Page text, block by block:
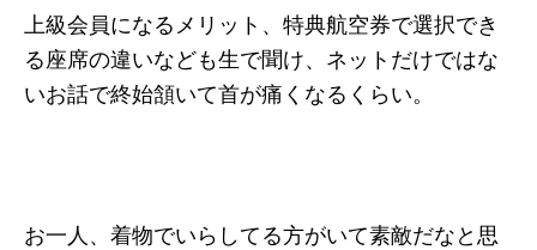
上級会員になるメリット、特典航空券で選択でき
る座席の違いなども生で聞け、ネットだけではな
いお話で終始頷いて首が痛くなるくらい。
お一人、着物でいらしてる方がいて素敵だなと思